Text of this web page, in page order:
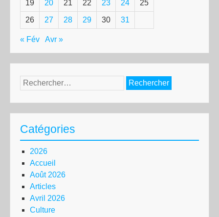
19 20 21 22 23 24 25
26 27 28 29 30 31
« Fév Avr »
Rechercher :
Catégories
2026
Accueil
Août 2026
Articles
Avril 2026
Culture